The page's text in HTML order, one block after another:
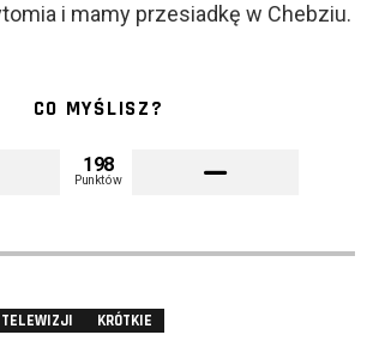
i mamy przesiadkę w Chebziu.
CO MYŚLISZ?
198
Punktów
TELEWIZJI KRÓTKIE